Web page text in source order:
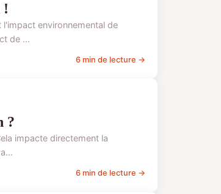
!
environnemental de
de ...
6 min de lecture →
?
impacte directement la
6 min de lecture →